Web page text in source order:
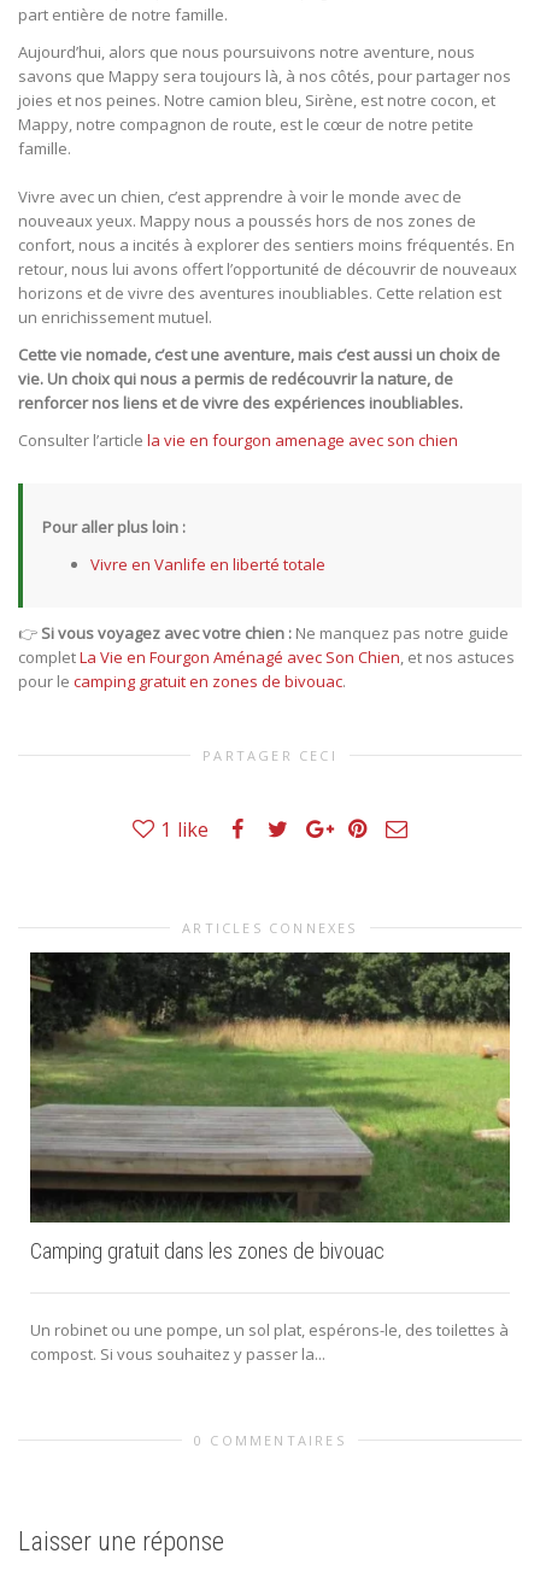
part entière de notre famille.
Aujourd’hui, alors que nous poursuivons notre aventure, nous
savons que Mappy sera toujours là, à nos côtés, pour partager nos
joies et nos peines. Notre camion bleu, Sirène, est notre cocon, et
Mappy, notre compagnon de route, est le cœur de notre petite
famille.
Vivre avec un chien, c’est apprendre à voir le monde avec de
nouveaux yeux. Mappy nous a poussés hors de nos zones de
confort, nous a incités à explorer des sentiers moins fréquentés. En
retour, nous lui avons offert l’opportunité de découvrir de nouveaux
horizons et de vivre des aventures inoubliables. Cette relation est
un enrichissement mutuel.
Cette vie nomade, c’est une aventure, mais c’est aussi un choix de
vie. Un choix qui nous a permis de redécouvrir la nature, de
renforcer nos liens et de vivre des expériences inoubliables.
Consulter l’article la vie en fourgon amenage avec son chien
Pour aller plus loin :
Vivre en Vanlife en liberté totale
👉 Si vous voyagez avec votre chien : Ne manquez pas notre guide
completLa Vie en Fourgon Aménagé avec Son Chien, et nos astuces
pour le camping gratuit en zones de bivouac.
PARTAGER CECI
1 like
ARTICLES CONNEXES
Camping gratuit dans les zones de bivouac
Un robinet ou une pompe, un sol plat, espérons-le, des toilettes à
compost. Si vous souhaitez y passer la...
0 COMMENTAIRES
Laisser une réponse